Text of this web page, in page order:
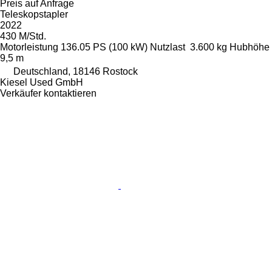
Preis auf Anfrage
Teleskopstapler
2022
430 M/Std.
Motorleistung 136.05 PS (100 kW) Nutzlast 3.600 kg Hubhöhe
9,5 m
Deutschland, 18146 Rostock
Kiesel Used GmbH
Verkäufer kontaktieren